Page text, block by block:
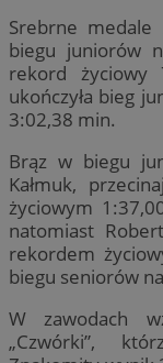
Srebrne medale
biegu juniorów
rekord życiowy
ukończyła bieg
3:02,38 min.
Brąz w biegu
Kałmuk,
życiowym
natomiast
rekordem
biegu seniorów
W zawodach
„Czwórki”,